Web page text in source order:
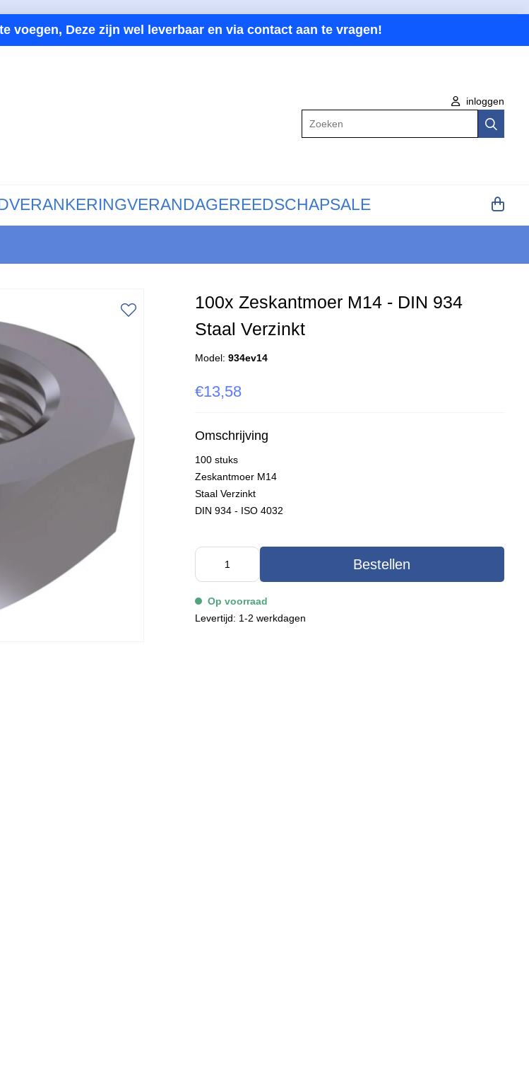
voegen, Deze zijn wel leverbaar en via contact aan te vragen!
inloggen
VERANKERINGVERANDAGEREEDSCHAPSALE
100x Zeskantmoer M14 - DIN 934
Staal Verzinkt
Model: 934ev14
€13,58
Omschrijving
100 stuks
Zeskantmoer M14
Staal Verzinkt
DIN 934 - ISO 4032
Bestellen
Op voorraad
Levertijd: 1-2 werkdagen